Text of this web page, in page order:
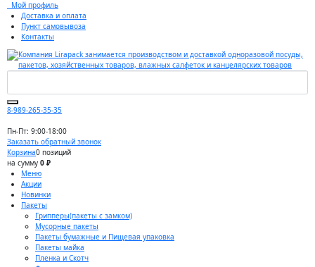
Мой профиль
Доставка и оплата
Пункт самовывоза
Контакты
8-989-265-35-35
Пн-Пт: 9:00-18:00
Заказать обратный звонок
Корзина0 позиций
на сумму 0 ₽
Меню
Акции
Новинки
Пакеты
Грипперы(пакеты с замком)
Мусорные пакеты
Пакеты бумажные и Пищевая упаковка
Пакеты майка
Пленка и Скотч